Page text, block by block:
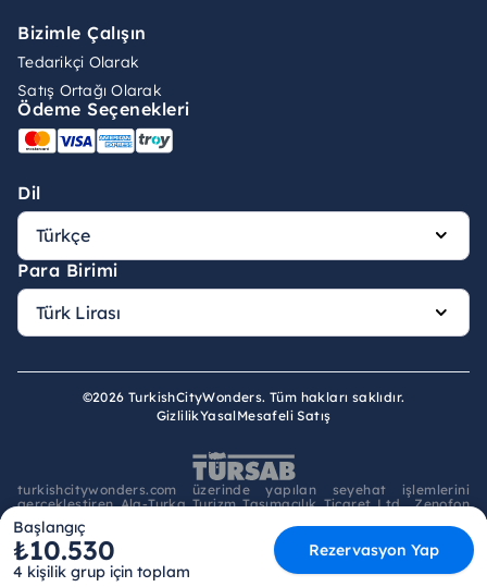
Başlangıç
₺10.530
4 kişilik grup için toplam
Rezervasyon Yap
Bizimle Çalışın
Tedarikçi Olarak
Satış Ortağı Olarak
Ödeme Seçenekleri
Dil
Para Birimi
©2026 TurkishCityWonders. Tüm hakları saklıdır.
GizlilikYasalMesafeli Satış
turkishcitywonders.com üzerinde yapılan seyehat işlemlerini
gerçekleştiren Ala-Turka Turizm Taşımacılık Ticaret Ltd., Zenofon
Tours seyahat acentası unvanı ve 5503 belge numarası ile
TÜRSAB'a kayıtlı A Grubu Seyahat Acentası olup 1618 sayılı
Seyahat Acentaları ve Seyahat Acentaları Birliği Kanunu'na tabi
olarak hizmet sunmaktadır.